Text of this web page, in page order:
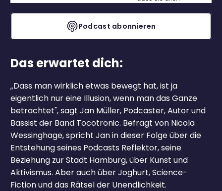
Podcast abonnieren
Das erwartet dich:
„Dass man wirklich etwas bewegt hat, ist ja
eigentlich nur eine Illusion, wenn man das Ganze
betrachtet", sagt Jan Müller, Podcaster, Autor und
Bassist der Band Tocotronic. Befragt von Nicola
Wessinghage, spricht Jan in dieser Folge über die
Entstehung seines Podcasts Reflektor, seine
Beziehung zur Stadt Hamburg, über Kunst und
Aktivismus. Aber auch über Joghurt, Science-
Fiction und das Rätsel der Unendlichkeit.